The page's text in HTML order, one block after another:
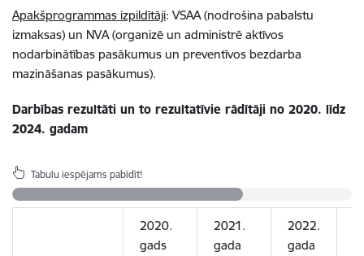
Apakšprogrammas izpildītāji: VSAA (nodrošina pabalstu
izmaksas) un NVA (organizē un administrē aktīvos
nodarbinātības pasākumus un preventīvos bezdarba
mazināšanas pasākumus).
Darbības rezultāti un to rezultatīvie rādītāji no 2020. līdz
2024. gadam
Tabulu iespējams pabīdīt!
2020.
gads
2021.
gada
2022.
gada